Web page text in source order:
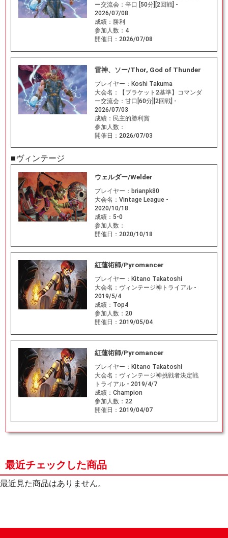
ー交流会：辛口 [50分][2回戦] -
2026/07/08
成績： 勝利
参加人数： 4
開催日： 2026/07/08
雷神、ソー/Thor, God of Thunder
プレイヤー： Koshi Takuma
大会名：
【ブラケット2基準】コマンダ
ー交流会：甘口[60分][2回戦] -
2026/07/03
成績： 民主的勝利賞
参加人数：
開催日： 2026/07/03
■ヴィンテージ
ウェルダー/Welder
プレイヤー： brianpk80
大会名： Vintage League -
2020/10/18
成績： 5-0
参加人数：
開催日： 2020/10/18
紅蓮術師/Pyromancer
プレイヤー： Kitano Takatoshi
大会名： ヴィンテージ神トライアル -
2019/5/4
成績： Top4
参加人数： 20
開催日： 2019/05/04
紅蓮術師/Pyromancer
プレイヤー： Kitano Takatoshi
大会名： ヴィンテージ神挑戦者決定戦
トライアル - 2019/4/7
成績： Champion
参加人数： 22
開催日： 2019/04/07
最近チェックした商品
最近見た商品はありません。